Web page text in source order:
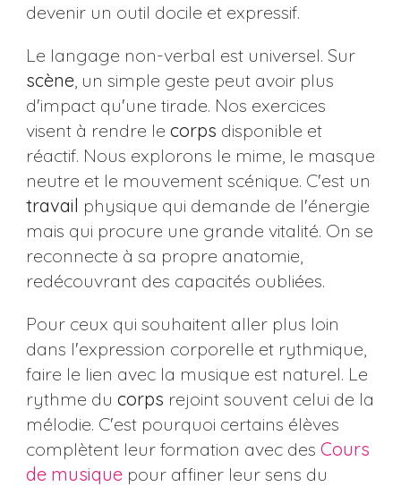
devenir un outil docile et expressif.
Le langage non-verbal est universel. Sur
scène, un simple geste peut avoir plus
d'impact qu'une tirade. Nos exercices
visent à rendre le corps disponible et
réactif. Nous explorons le mime, le masque
neutre et le mouvement scénique. C'est un
travail physique qui demande de l'énergie
mais qui procure une grande vitalité. On se
reconnecte à sa propre anatomie,
redécouvrant des capacités oubliées.
Pour ceux qui souhaitent aller plus loin
dans l'expression corporelle et rythmique,
faire le lien avec la musique est naturel. Le
rythme du corps rejoint souvent celui de la
mélodie. C'est pourquoi certains élèves
complètent leur formation avec des Cours
de musiquepour affiner leur sens du